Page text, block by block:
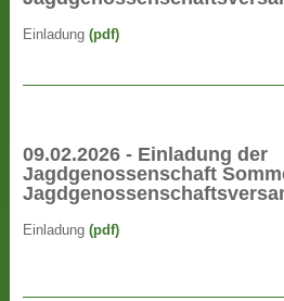
Einladung(pdf)
09.02.2026 - Einladung der
Jagdgenossenschaft
Einladung(pdf)